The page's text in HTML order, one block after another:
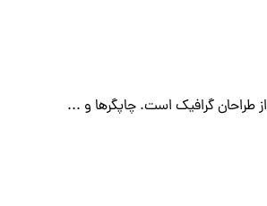
طراحان گرافیک است. چاپگرها و ...